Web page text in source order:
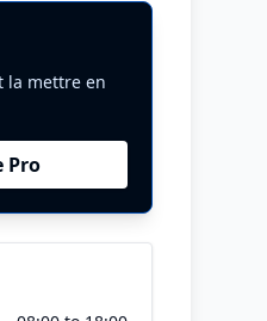
la mettre en
Pro